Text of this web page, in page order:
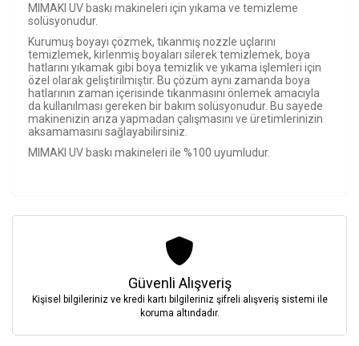
MIMAKI UV baskı makineleri için yıkama ve temizleme
solüsyonudur.
Kurumuş boyayı çözmek, tıkanmış nozzle uçlarını
temizlemek, kirlenmiş boyaları silerek temizlemek, boya
hatlarını yıkamak gibi boya temizlik ve yıkama işlemleri için
özel olarak geliştirilmiştir. Bu çözüm aynı zamanda boya
hatlarının zaman içerisinde tıkanmasını önlemek amacıyla
da kullanılması gereken bir bakım solüsyonudur. Bu sayede
makinenizin arıza yapmadan çalışmasını ve üretimlerinizin
aksamamasını sağlayabilirsiniz.
MIMAKI UV baskı makineleri ile %100 uyumludur.
Güvenli Alışveriş
Kişisel bilgileriniz ve kredi kartı bilgileriniz şifreli alışveriş sistemi ile
koruma altındadır.